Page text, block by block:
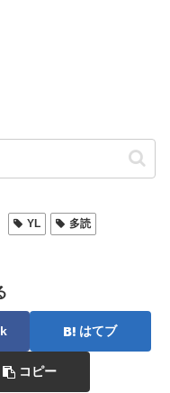
YL 多読
はてブ
コピー